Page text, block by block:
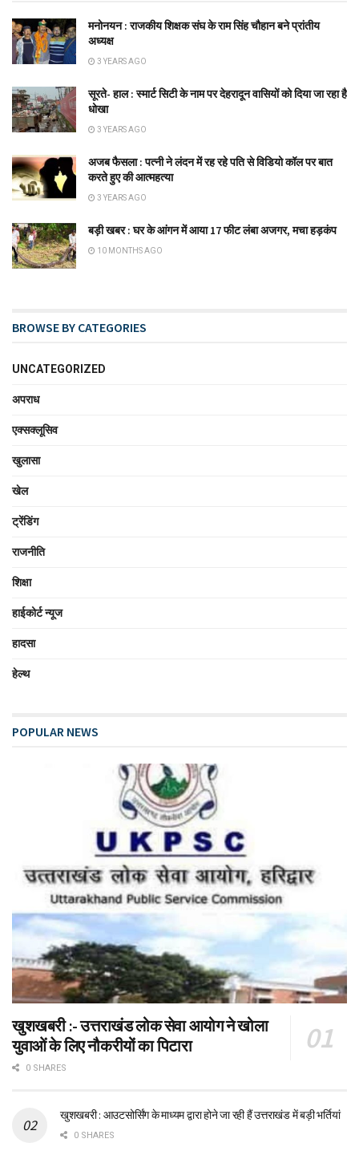
मनोनयन : राजकीय शिक्षक संघ के राम सिंह चौहान बने प्रांतीय
अध्यक्ष
3 YEARS AGO
सूरते- हाल : स्मार्ट सिटी के नाम पर देहरादून वासियों को दिया जा रहा है
धोखा
3 YEARS AGO
अजब फैसला : पत्नी ने लंदन में रह रहे पति से विडियो कॉल पर बात
करते हुए की आत्महत्या
3 YEARS AGO
बड़ी खबर : घर के आंगन में आया 17 फीट लंबा अजगर, मचा हड़कंप
10 MONTHS AGO
BROWSE BY CATEGORIES
UNCATEGORIZED
अपराध
एक्सक्लूसिव
खुलासा
खेल
ट्रेंडिंग
राजनीति
शिक्षा
हाईकोर्ट न्यूज
हादसा
हेल्थ
POPULAR NEWS
खुशखबरी :- उत्तराखंड लोक सेवा आयोग ने खोला
युवाओं के लिए नौकरीयों का पिटारा
0 SHARES
खुशखबरी : आउटसोर्सिंग के माध्यम द्वारा होने जा रही हैं उत्तराखंड में बड़ी भर्तियां
0 SHARES